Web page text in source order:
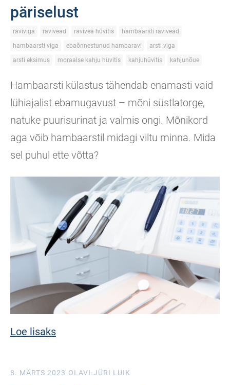
päriselust
raviviga ravivead ravivea hüvitis
hambaarsti ravivead
hambaarsti viga
ebaõnnestunud hambaravi
arsti viga
arsti eksimus
moraalse kahju hüvitis kahjuhüvitis kahjunõue
Hambaarsti külastus tähendab enamasti vaid
lühiajalist ebamugavust – mõni süstlatorge,
natuke puurisurinat ja valmis ongi. Mõnikord
aga võib hambaarstil midagi viltu minna. Mida
sel puhul ette võtta?
Loe lisaks
8. MÄRTS 2023 OLAVI-JÜRI LUIK